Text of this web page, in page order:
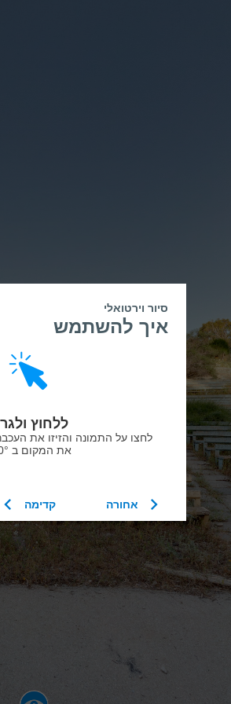
סיור וירטואלי
איך להשתמש
ללחוץ
לחצו על התמונה והזיזו את
את המקום ב 360°
אחורה קדימה